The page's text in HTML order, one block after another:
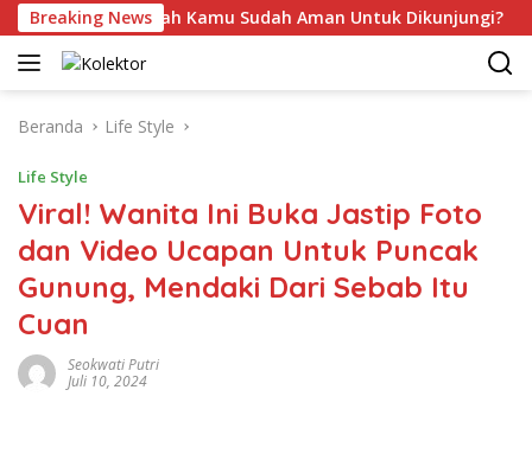
Langsung
ke
konten
Breaking News
Apakah Kamu Sudah Aman Untuk Dikunjungi?
Beranda Life Style
Life Style
Viral! Wanita Ini Buka Jastip Foto
dan Video Ucapan Untuk Puncak
Gunung, Mendaki Dari Sebab Itu
Cuan
Seokwati Putri
Juli 10, 2024